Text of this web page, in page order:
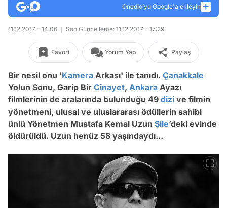
Onedio’yu Google'a ekleyin
11.12.2017 - 14:06 Son Güncelleme: 11.12.2017 - 17:29
Favori Yorum Yap Paylaş
Bir nesil onu 'Kamera Arkası' ile tanıdı. Çanakkale
Yolun Sonu, Garip Bir Cinayet, Ankara Ayazı
filmlerinin de aralarında bulunduğu 49 dizi ve filmin
yönetmeni, ulusal ve uluslararası ödüllerin sahibi
ünlü Yönetmen Mustafa Kemal Uzun Şile’deki evinde
öldürüldü. Uzun henüz 58 yaşındaydı...